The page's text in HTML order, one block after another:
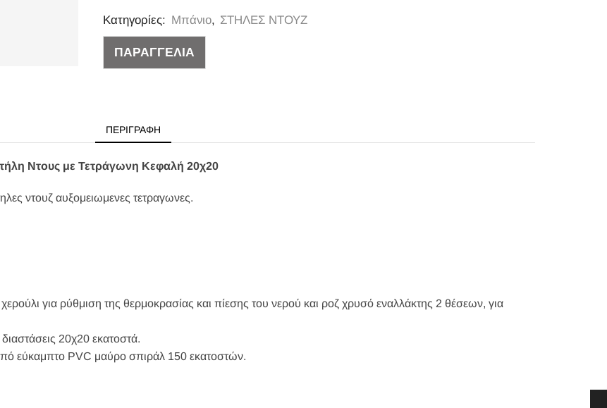
Κατηγορίες: Μπάνιο, ΣΤΗΛΕΣ ΝΤΟΥΖ
ΠΑΡΑΓΓΕΛΙΑ
ΠΕΡΙΓΡΑΦΉ
Ντους με Τετράγωνη Κεφαλή 20χ20
ντουζ αυξομειωμενες τετραγωνες.
για ρύθμιση της θερμοκρασίας και πίεσης του νερού και ροζ χρυσό εναλλάκτης 2 θέσεων, για
20χ20 εκατοστά.
εύκαμπτο PVC μαύρο σπιράλ 150 εκατοστών.